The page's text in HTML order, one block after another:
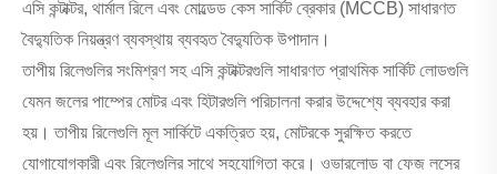
এসি কন্টাক্টর, থার্মাল রিলে এবং মোল্ডেড কেস সার্কিট ব্রেকার (MCCB) সাধারণত
বৈদ্যুতিক নিয়ন্ত্রণ ব্যবস্থায় ব্যবহৃত বৈদ্যুতিক উপাদান।
তাপীয় রিলেগুলির সংমিশ্রণ সহ এসি কন্টাক্টরগুলি সাধারণত প্রাথমিক সার্কিট লোডগুলি
যেমন জলের পাম্পের মোটর এবং হিটারগুলি পরিচালনা করার উদ্দেশ্যে ব্যবহার করা
হয়। তাপীয় রিলেগুলি মূল সার্কিটে একত্রিত হয়, মোটরকে সুরক্ষিত করতে
যোগাযোগকারী এবং রিলেগুলির সাথে সহযোগিতা করে। ওভারলোড বা ফেজ লসের